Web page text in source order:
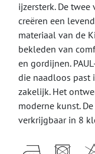
ijzersterk. De
creëren een
materiaal van de
bekleden van
en gordijnen.
die naadloos past
zakelijk. Het
moderne kunst.
verkrijgbaar in 8